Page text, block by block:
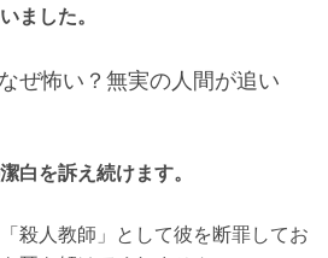
ました。
ぜ怖い？無実の人間が追い
白を訴え続けます。
殺人教師」として彼を断罪してお